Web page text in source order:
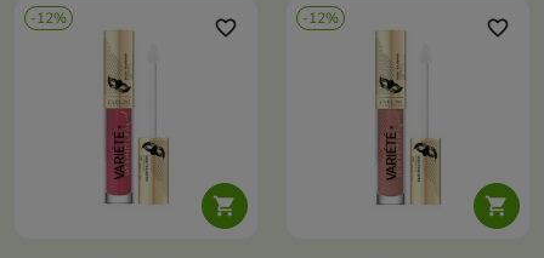
lśniące, gładkie
i nawilżone
przez długi
pozostają one
lśniące, gładkie
i nawilżone
przez długi
-12%

favorite_border -12%

favorite_border